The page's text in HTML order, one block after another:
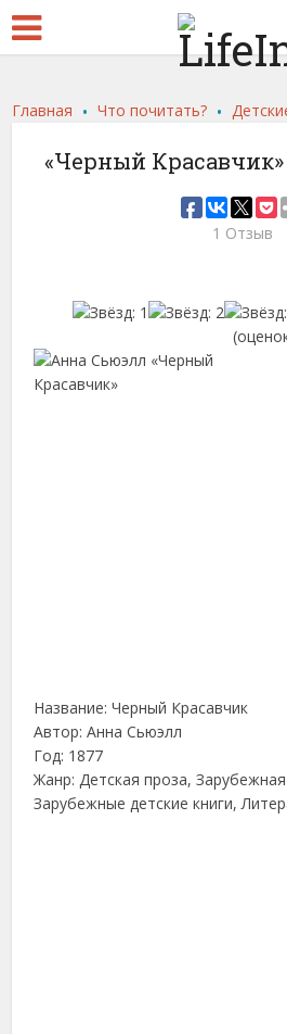
Главная .Что почитать? .
«Черный
1 Отзыв
Название: Черный Красавчик
Автор: Анна Сьюэлл
Год: 1877
Жанр: Детская проза, Зарубежная
Зарубежные детские книги,